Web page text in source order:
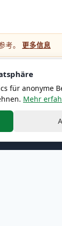
考。 更多信息
für anonyme
Mehr